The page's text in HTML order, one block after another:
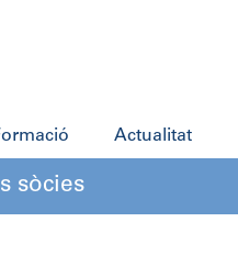
Actualitat
sòcies